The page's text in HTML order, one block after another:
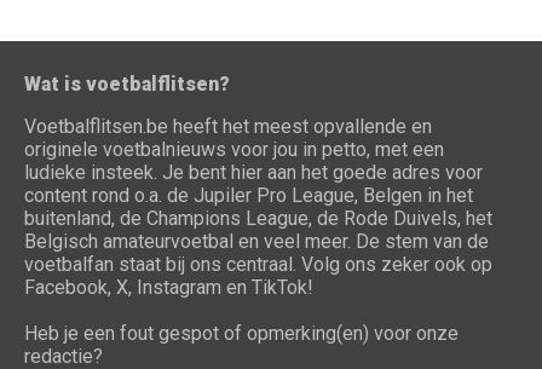
Wat is voetbalflitsen?
Voetbalflitsen.be heeft het meest opvallende en
originele voetbalnieuws voor jou in petto, met een
ludieke insteek. Je bent hier aan het goede adres voor
content rond o.a. de Jupiler Pro League, Belgen in het
buitenland, de Champions League, de Rode Duivels, het
Belgisch amateurvoetbal en veel meer. De stem van de
voetbalfan staat bij ons centraal. Volg ons zeker ook op
Facebook, X, Instagram en TikTok!
Heb je een fout gespot of opmerking(en) voor onze
redactie?